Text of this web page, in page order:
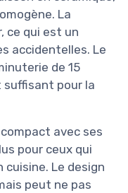
La
ce qui est un
accidentelles. Le
de 15
suffisant pour la
avec ses
pour ceux qui
cuisine. Le design
peut ne pas